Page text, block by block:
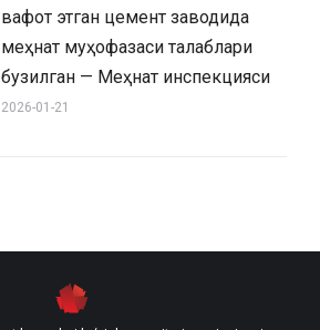
вафот этган цемент заводида
меҳнат муҳофазаси талаблари
бузилган — Меҳнат инспекцияси
2026-01-21